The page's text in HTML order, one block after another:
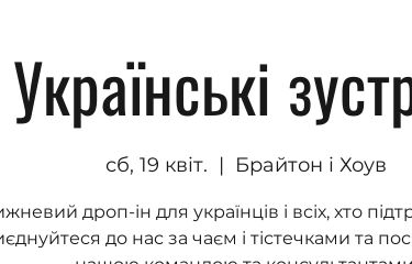
Українські
сб, 19 квіт.
  |
Брайтон і Хоув
дроп-ін для українців і всіх, хто
до нас за чаєм і тістечками та